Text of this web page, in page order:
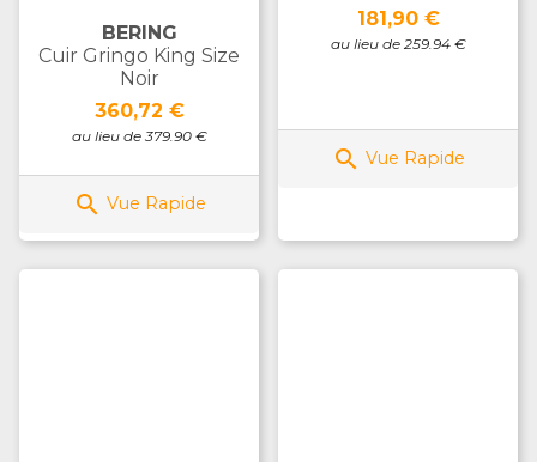
BERING
Cuir Gringo King Size
Noir
Prix
360,72 €
au lieu de 379.90 €
 Vue Rapide
Prix
181,90 €
au lieu de 259.94 €
 Vue Rapide